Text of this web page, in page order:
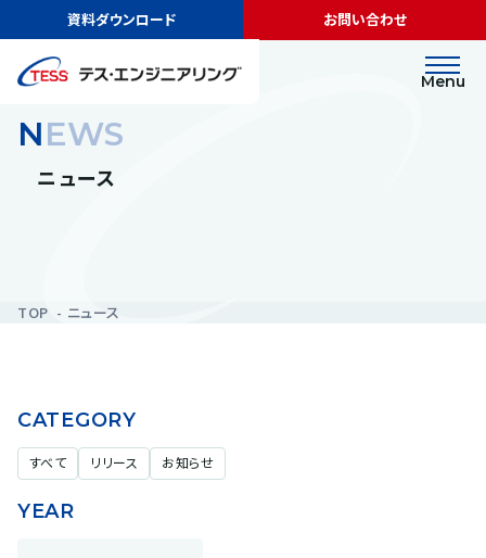
資料ダウンロード お問い合わせ
Menu
NEWS
ニュース
TOP ニュース
CATEGORY
すべて リリース お知らせ
YEAR